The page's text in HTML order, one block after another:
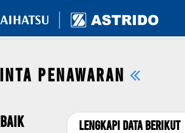
PENAWARAN
Lengkapi Data Berikut